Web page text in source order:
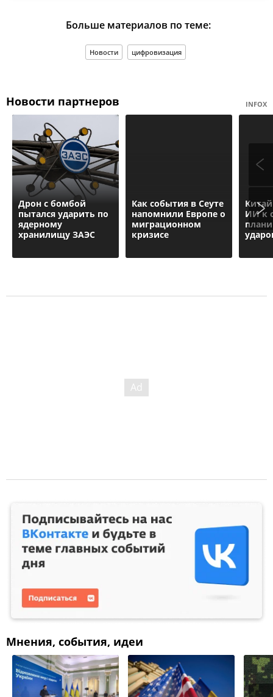
Больше материалов по теме:
Новости цифровизация
Новости партнеров INFOX
Дрон с бомбой
пытался ударить по
ядерному
хранилищу ЗАЭС
Как события в Сеуте
напомнили Европе о
миграционном
кризисе
ИИ к
Мнения, события, идеи